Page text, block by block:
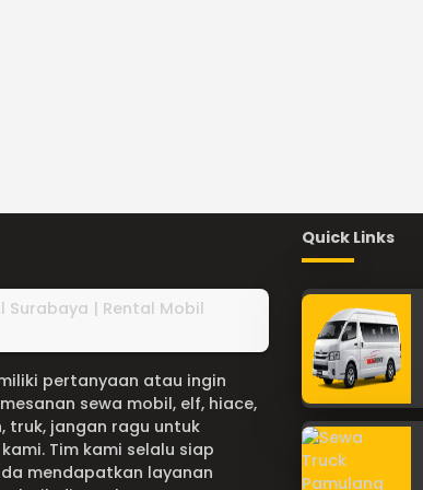
pertanyaan atau ingin
sewa mobil, elf, hiace,
truk, jangan ragu untuk
Tim kami selalu siap
mendapatkan layanan
Quick Links